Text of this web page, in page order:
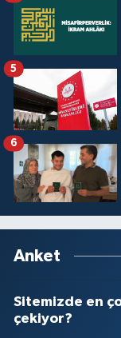
5
6
Anket
Sitemizde en
çekiyor?